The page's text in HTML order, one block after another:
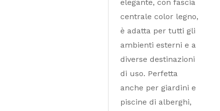
elegante, con fascia
centrale color legno,
è adatta per tutti gli
ambienti esterni e a
diverse destinazioni
di uso. Perfetta
anche per giardini e
piscine di alberghi,